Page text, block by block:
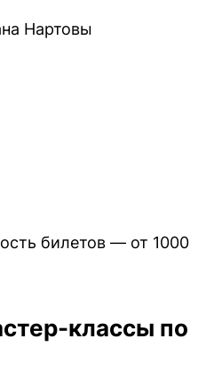
Нартовы
билетов — от 1000
классы по